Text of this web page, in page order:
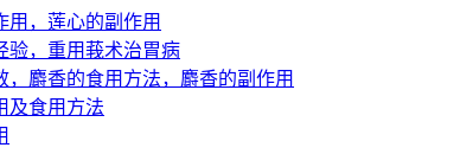
用，莲心的副作用
验，重用莪术治胃病
，麝香的食用方法，麝香的副作用
及食用方法